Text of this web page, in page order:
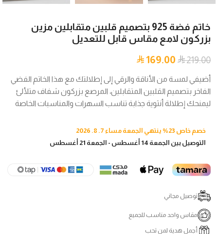
خاتم فضة 925 بتصميم قلبين متقابلين مزين
بزركون لامع مقاس قابل للتعديل
219.00
169.00
أضيفي لمسة من الأناقة والرقي إلى إطلالتك مع هذا الخاتم الفضي
الفاخر بتصميم القلبين المتقابلين، المرصع بزركون شفاف متلألئ
ليمنحك إطلالة أنثوية جذابة تناسب السهرات والمناسبات الخاصة
خصم خاص 23% ينتهي الجمعة مساء 7. 8. 2026
التوصيل بين الجمعة 14 أغسطس - الجمعة 21 أغسطس
توصيل مجاني
مقاس واحد مناسب للجميع
أجمل هدية لمن تحب